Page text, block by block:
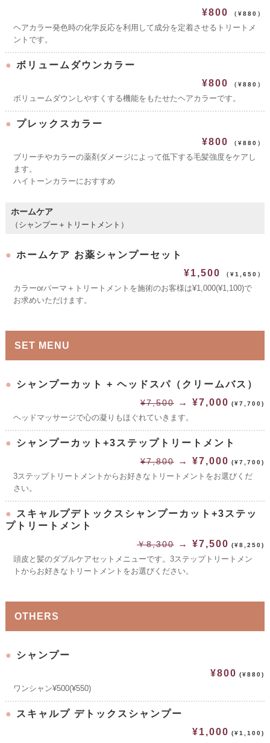
¥800
（¥880）
ヘアカラー発色時の化学反応を利用して成分を定着させるトリートメ
ントです。
● ボリュームダウンカラー
¥800
（¥880）
ボリュームダウンしやすくする機能をもたせたヘアカラーです。
● プレックスカラー
¥800
（¥880）
ブリーチやカラーの薬剤ダメージによって低下する毛髪強度をケアし
ます。
ハイトーンカラーにおすすめ
ホームケア
（シャンプー＋トリートメント）
● ホームケア お薬シャンプーセット
¥1,500
（¥1,650）
カラーorパーマ＋トリートメントを施術のお客様は¥1,000(¥1,100)で
お求めいただけます。
SET MENU
● シャンプーカット + ヘッドスパ（クリームバス）
¥7,500→ ¥7,000 (¥7,700)
ヘッドマッサージで心の凝りもほぐれていきます。
● シャンプーカット+3ステップトリートメント
¥7,800→ ¥7,000 (¥7,700)
3ステップトリートメントからお好きなトリートメントをお選びくだ
さい。
●
スキャルプデトックスシャンプーカット+3ステッ
プトリートメント
￥8,300→ ¥7,500 (¥8,250)
頭皮と髪のダブルケアセットメニューです。3ステップトリートメン
トからお好きなトリートメントをお選びください。
OTHERS
● シャンプー
¥800 (¥880)
ワンシャン¥500(¥550)
●
スキャルプ デトックスシャンプー
¥1,000 (¥1,100)